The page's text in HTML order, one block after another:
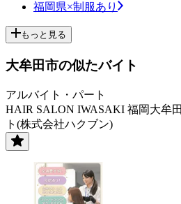
福岡県×制服あり
もっと見る
大牟田市の似たバイト
アルバイト・パート
HAIR SALON IWASAKI 福岡大牟
ト(株式会社ハクブン)